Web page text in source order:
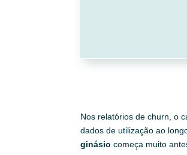
Nos relatórios de churn, o
dados de utilização ao
ginásio começa muito